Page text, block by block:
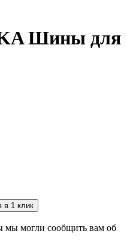
Шины для
в 1 клик
мы могли сообщить вам об